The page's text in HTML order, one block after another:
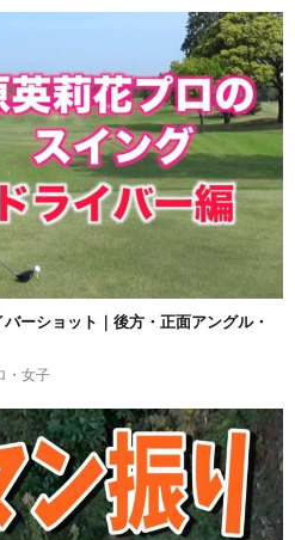
ーショット｜後方・正面アングル・
・女子